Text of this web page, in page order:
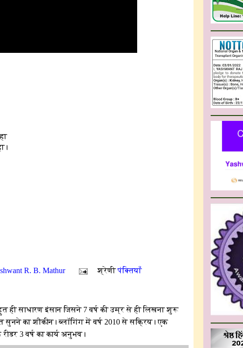
R. B. Mathur श्रेणीपंक्तियाँ
ही साधारण इंसान जिसने 7 वर्ष की उम्र से ही लिखना शुरू
सुनने का शौकीन। ब्लॉगिंग में वर्ष 2010 से सक्रिय। एक
3 वर्ष का कार्य अनुभव।